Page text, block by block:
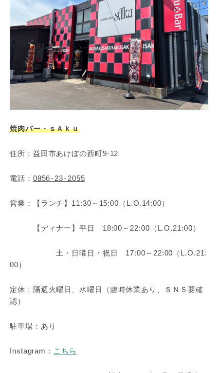
焼肉バー・ｓＡｋｕ
住所：益田市あけぼの西町9-12
電話： 0856ｰ23ｰ2055
営業：【ランチ】11:30～15:00（L.O.14:00）
【ディナー】平日 18:00～22:00（L.O.21:00）
土・日曜日・祝日 17:00～22:00（L.O.21:
00）
定休：隔週火曜日、水曜日（臨時休業あり、ＳＮＳ要確
認）
駐車場：あり
Instagram： こちら